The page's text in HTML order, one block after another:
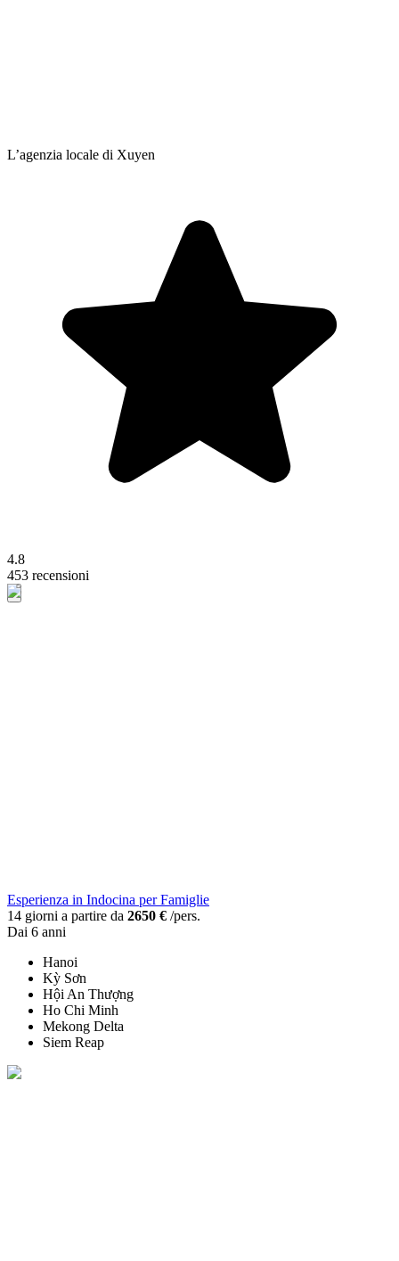
L’agenzia locale di Xuyen
4.8
453 recensioni
Esperienza in Indocina per Famiglie
14 giorni a partire da 2650 € /pers.
Dai 6 anni
Hanoi
Kỳ Sơn
Hội An Thượng
Ho Chi Minh
Mekong Delta
Siem Reap